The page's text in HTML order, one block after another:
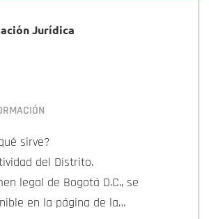
Jurídica
sirve?
del Distrito.
legal de Bogotá D.C., se
en la página de la…